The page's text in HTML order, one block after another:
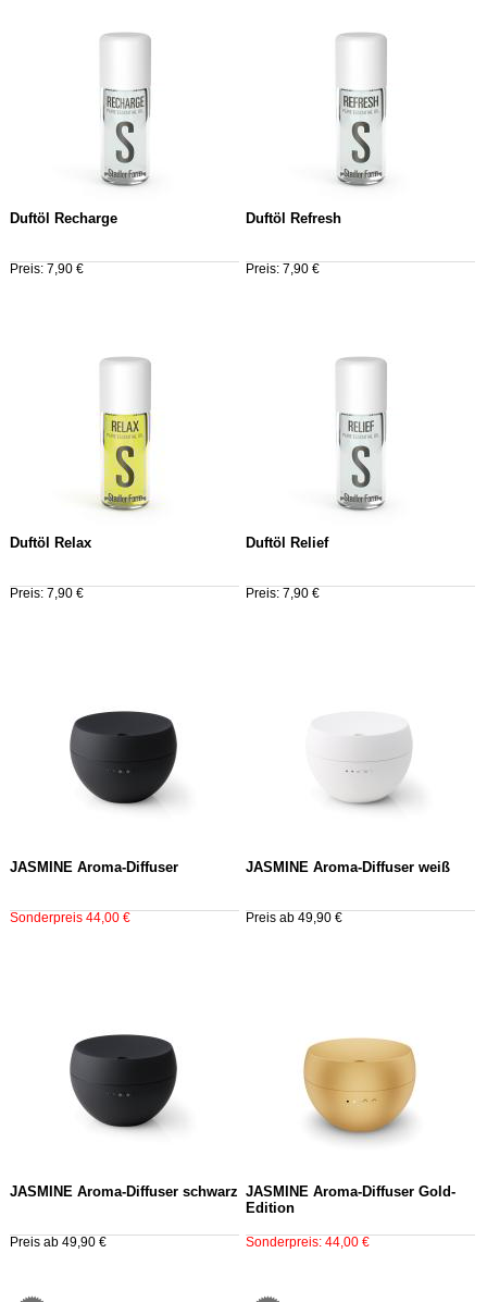
Duftöl Recharge
Preis: 7,90 €
Duftöl Refresh
Preis: 7,90 €
Duftöl Relax
Preis: 7,90 €
Duftöl Relief
Preis: 7,90 €
JASMINE Aroma-Diffuser
Sonderpreis 44,00 €
JASMINE Aroma-Diffuser weiß
Preis ab 49,90 €
JASMINE Aroma-Diffuser schwarz
Preis ab 49,90 €
JASMINE Aroma-Diffuser Gold-
Edition
Sonderpreis: 44,00 €